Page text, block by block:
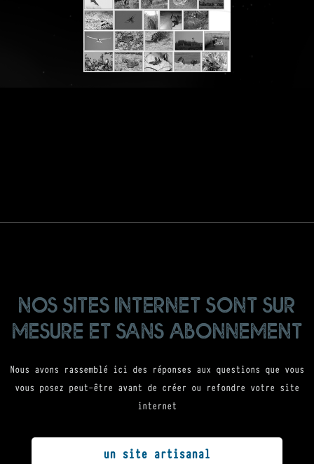
nos sites internet sont sur
mesure et sans abonnement
Nous avons rassemblé ici des réponses aux questions que vous
vous posez peut-être avant de créer ou refondre votre site
internet
un site artisanal